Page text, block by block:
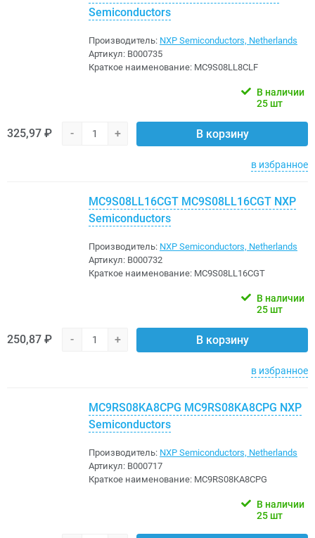
Semiconductors
Производитель: NXP Semiconductors, Netherlands
Артикул: B000735
Краткое наименование: MC9S08LL8CLF
В наличии
25 шт
325,97 ₽ - + В корзину
в избранное
MC9S08LL16CGT MC9S08LL16CGT NXP
Semiconductors
Производитель: NXP Semiconductors, Netherlands
Артикул: B000732
Краткое наименование: MC9S08LL16CGT
В наличии
25 шт
250,87 ₽ - + В корзину
в избранное
MC9RS08KA8CPG MC9RS08KA8CPG NXP
Semiconductors
Производитель: NXP Semiconductors, Netherlands
Артикул: B000717
Краткое наименование: MC9RS08KA8CPG
В наличии
25 шт